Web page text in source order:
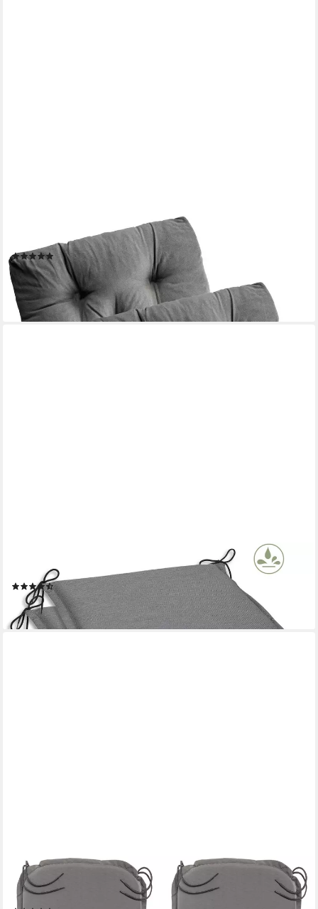
ETÉREA HIMMLISCHE QUALITÄT
Sitzkissen etérea Heidi Sitzkissen und Stuhlkissen 42x42 cm -
(2)
27,99 €
lieferbar - in 2-3 Werktagen bei dir
Sitzkissen Dora, 2er Set, 47x5x45 cm, wasserabweisend
(3)
49,99 €
lieferbar - in 3-4 Werktagen bei dir
XDREAM
Stuhlkissen 4er Set Sitzkissen / Auflagen, mit Bindebänder,
Stuhlauflage für Stühle und Bänke im Innen- und Außenbereich